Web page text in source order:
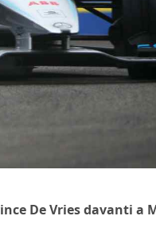
De Vries davanti a